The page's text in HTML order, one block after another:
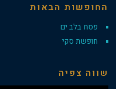
החופשות הבאות
פסח בלב ים
חופשת סקי
שווה צפיה